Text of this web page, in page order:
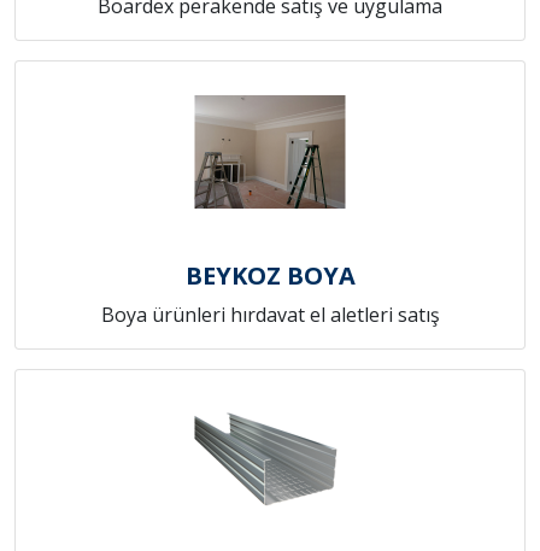
Boardex perakende satış ve uygulama
BEYKOZ BOYA
Boya ürünleri hırdavat el aletleri satış